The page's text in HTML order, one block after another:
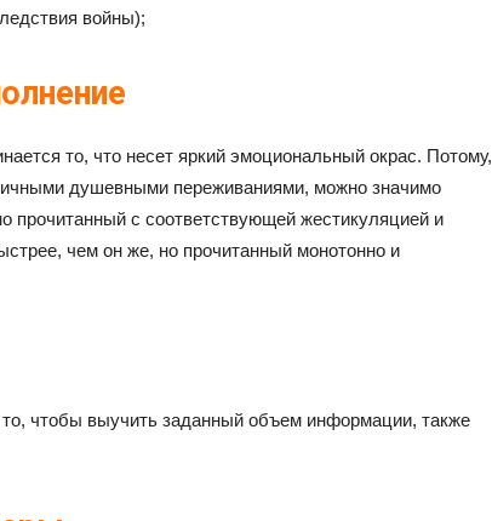
войны);
то, что несет яркий эмоциональный окрас. Потому,
душевными переживаниями, можно значимо
прочитанный с соответствующей жестикуляцией и
чем он же, но прочитанный монотонно и
чтобы выучить заданный объем информации, также